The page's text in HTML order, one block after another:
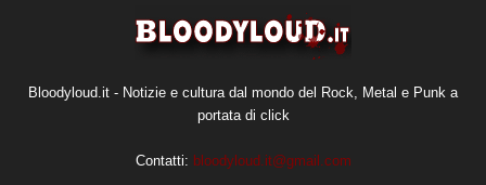
Bloodyloud.it - Notizie e cultura dal mondo del Rock, Metal e Punk a
portata di click
Contatti: bloodyloud.it@gmail.com